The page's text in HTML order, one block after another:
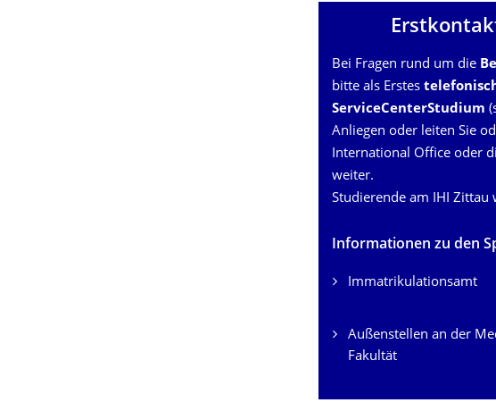
Bei Fragen rund um die
bitte als Erstes
ServiceCenterStudium
Anliegen oder leiten Sie
International Office oder
weiter.
Studierende am IHI Zittau
Informationen zu den
Immatrikulationsamt
Außenstellen an der
Fakultät